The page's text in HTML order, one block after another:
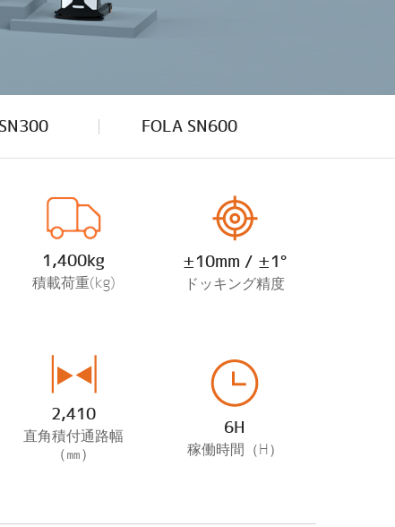
FOLA SN600
1,400kg
積載荷重(kg)
±10mm / ±1°
ドッキング精度
2,410
直角積付通路幅
（㎜）
6H
稼働時間（H）